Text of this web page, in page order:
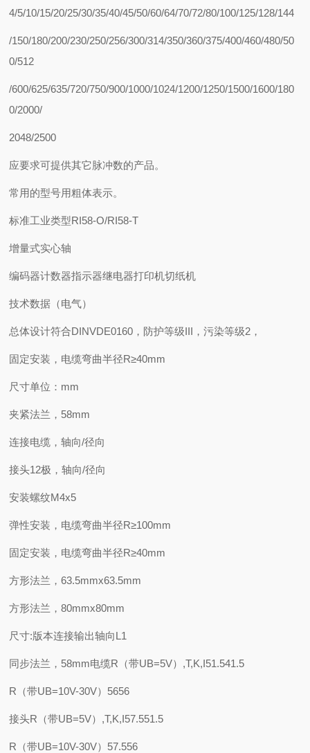
4/5/10/15/20/25/30/35/40/45/50/60/64/70/72/80/100/125/128/144
/150/180/200/230/250/256/300/314/350/360/375/400/460/480/50
0/512
/600/625/635/720/750/900/1000/1024/1200/1250/1500/1600/180
0/2000/
2048/2500
应要求可提供其它脉冲数的产品。
常用的型号用粗体表示。
标准工业类型RI58-O/RI58-T
增量式实心轴
编码器计数器指示器继电器打印机切纸机
技术数据（电气）
总体设计符合DINVDE0160，防护等级III，污染等级2，
固定安装，电缆弯曲半径R≥40mm
尺寸单位：mm
夹紧法兰，58mm
连接电缆，轴向/径向
接头12极，轴向/径向
安装螺纹M4x5
弹性安装，电缆弯曲半径R≥100mm
固定安装，电缆弯曲半径R≥40mm
方形法兰，63.5mmx63.5mm
方形法兰，80mmx80mm
尺寸:版本连接输出轴向L1
同步法兰，58mm电缆R（带UB=5V）,T,K,I51.541.5
R（带UB=10V-30V）5656
接头R（带UB=5V）,T,K,I57.551.5
R（带UB=10V-30V）57.556